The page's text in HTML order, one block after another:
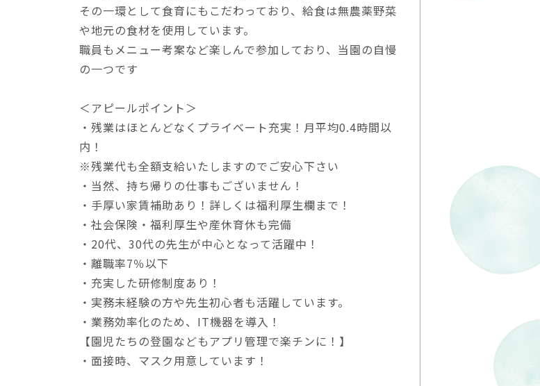
その一環として食育にもこだわっており、給食は無農薬野菜
や地元の食材を使用しています。
職員もメニュー考案など楽しんで参加しており、当園の自慢
の一つです
＜アピールポイント＞
・残業はほとんどなくプライベート充実！月平均0.4時間以
内！
※残業代も全額支給いたしますのでご安心下さい
・当然、持ち帰りの仕事もございません！
・手厚い家賃補助あり！詳しくは福利厚生欄まで！
・社会保険・福利厚生や産休育休も完備
・20代、30代の先生が中心となって活躍中！
・離職率7％以下
・充実した研修制度あり！
・実務未経験の方や先生初心者も活躍しています。
・業務効率化のため、IT機器を導入！
【園児たちの登園などもアプリ管理で楽チンに！】
・面接時、マスク用意しています！